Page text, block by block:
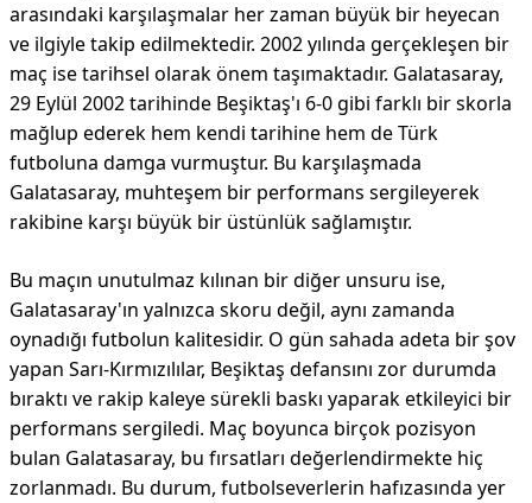
arasındaki karşılaşmalar her zaman büyük bir heyecan
ve ilgiyle takip edilmektedir. 2002 yılında gerçekleşen bir
maç ise tarihsel olarak önem taşımaktadır. Galatasaray,
29 Eylül 2002 tarihinde Beşiktaş'ı 6-0 gibi farklı bir skorla
mağlup ederek hem kendi tarihine hem de Türk
futboluna damga vurmuştur. Bu karşılaşmada
Galatasaray, muhteşem bir performans sergileyerek
rakibine karşı büyük bir üstünlük sağlamıştır.
Bu maçın unutulmaz kılınan bir diğer unsuru ise,
Galatasaray'ın yalnızca skoru değil, aynı zamanda
oynadığı futbolun kalitesidir. O gün sahada adeta bir şov
yapan Sarı-Kırmızılılar, Beşiktaş defansını zor durumda
bıraktı ve rakip kaleye sürekli baskı yaparak etkileyici bir
performans sergiledi. Maç boyunca birçok pozisyon
bulan Galatasaray, bu fırsatları değerlendirmekte hiç
zorlanmadı. Bu durum, futbolseverlerin hafızasında yer